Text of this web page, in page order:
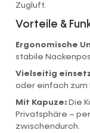
Zugluft.
Vorteile &
Ergonomische
stabile
Vielseitig
oder einfach zum
Mit Kapuze: Die
Privatsphäre –
zwischendurch.